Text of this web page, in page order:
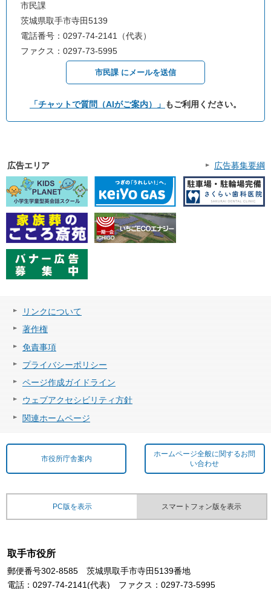
市民課
茨城県取手市寺田5139
電話番号：0297-74-2141（代表）
ファクス：0297-73-5995
市民課 にメールを送信
「チャットで質問（AIがご案内）」 もご利用ください。
広告エリア 広告募集要綱
リンクについて
著作権
免責事項
プライバシーポリシー
ページ作成ガイドライン
ウェブアクセシビリティ方針
関連ホームページ
市役所庁舎案内
ホームページ全般に関するお問
い合わせ
PC版を表示 スマートフォン版を表示
取手市役所
郵便番号302-8585 茨城県取手市寺田5139番地
電話：0297-74-2141(代表) ファクス：0297-73-5995